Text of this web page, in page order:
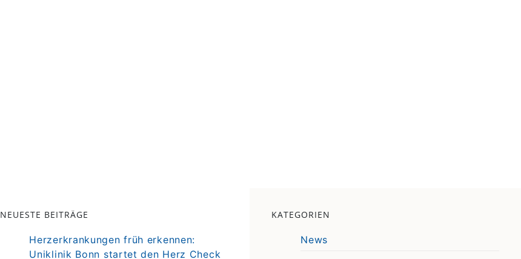
NEUESTE BEITRÄGE
Herzerkrankungen früh erkennen:
Uniklinik Bonn startet den Herz Check
KATEGORIEN
News